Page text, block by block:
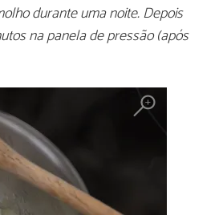
durante uma noite. Depois
na panela de pressão (após